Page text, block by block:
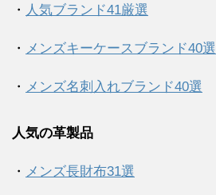
・ 人気ブランド41厳選
・ メンズキーケースブランド40選
・ メンズ名刺入れブランド40選
人気の革製品
・ メンズ長財布31選